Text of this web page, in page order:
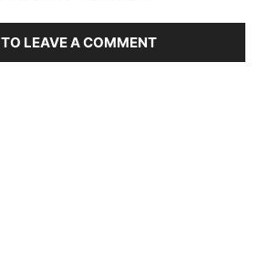
LEAVE A COMMENT